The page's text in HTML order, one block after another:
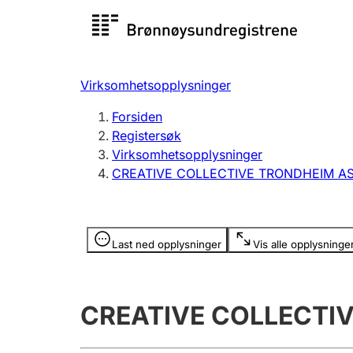
Registersøk
Registrere, endre, slette
Virksomhetsopplysninger
Forsiden
Registersøk
Virksomhetsopplysninger
CREATIVE COLLECTIVE TRONDHEIM
Last ned opplysninger Vis alle
Opplysninger er skjult
CREATIVE